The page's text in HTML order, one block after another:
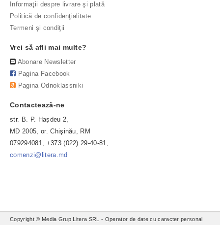
Informaţii despre livrare şi plată
Politică de confidenţialitate
Termeni şi condiţii
Vrei să afli mai multe?
Abonare Newsletter
Pagina Facebook
Pagina Odnoklassniki
Contactează-ne
str. B. P. Hașdeu 2,
MD 2005, or. Chişinău, RM
079294081, +373 (022) 29-40-81,
comenzi@litera.md
Copyright © Media Grup Litera SRL - Operator de date cu caracter personal